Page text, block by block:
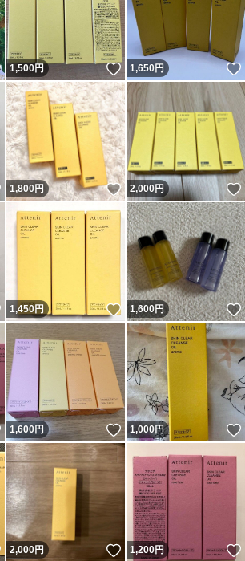
いいね！
1,500円 いいね！
1,650円
いいね！
1,800円 いいね！
2,000円
いいね！
1,450円 いいね！
1,600円
いいね！
1,600円 いいね！
1,000円
いいね！
2,000円 いいね！
1,200円